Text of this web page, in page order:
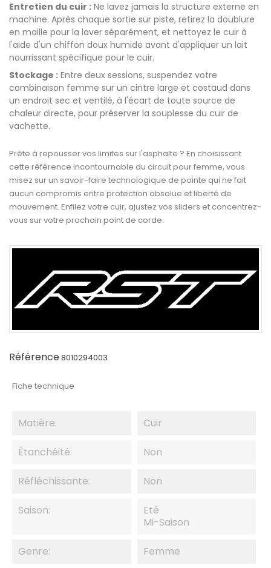
Entretien du cuir : Ne lavez jamais la structure externe en
machine. Après chaque sortie sur piste, retirez la doublure
en maille pour la laver séparément, et nettoyez le cuir à
l'aide d'un chiffon doux humide avant d'appliquer un lait
nourrissant spécifique pour le cuir.
Stockage : Entre deux sessions, suspendez votre
combinaison femme sur un cintre large et costaud dans
un endroit sec et ventilé, à l'écart de toute source de
chaleur directe, pour préserver la souplesse du cuir de
vachette.
Prête à repousser vos limites sur l'asphalte ? En choisissant
cette référence incontournable du circuit pour femme, vous
misez sur un savoir-faire technologique de pointe qui ne fait
aucun compromis entre protection absolue et liberté de
mouvement. Enfilez votre cuir, ajustez vos sliders et concentrez-
vous sur votre prochain point de corde.
Référence8010294003
Fiche technique
Matière: Cuir
Étanchéité: Non
Réfléchissante: Non
Saison:
Eté
Mi-Saison
Genre: Femme